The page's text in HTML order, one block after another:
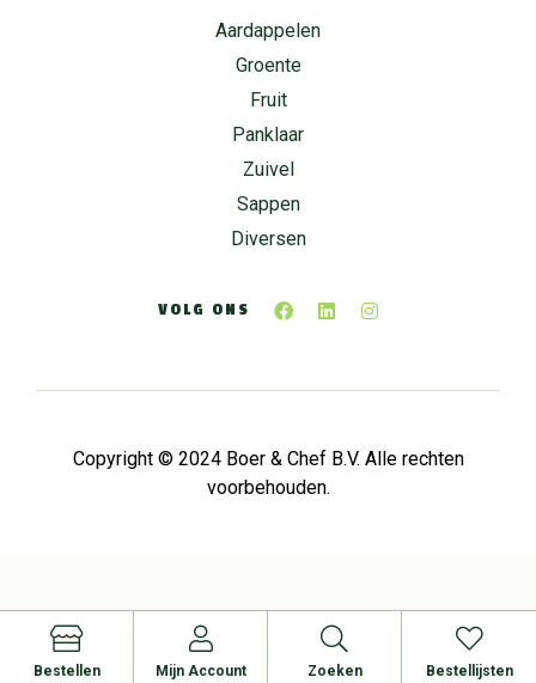
Aardappelen
Groente
Fruit
Panklaar
Zuivel
Sappen
Diversen
VOLG ONS
Copyright © 2024 Boer & Chef B.V. Alle rechten
voorbehouden.
Bestellen Mijn Account Zoeken Bestellijsten